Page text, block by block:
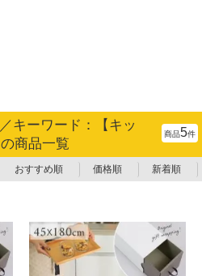
キーワード：【キッ
商品一覧
商品5件
おすすめ順 価格順 新着順